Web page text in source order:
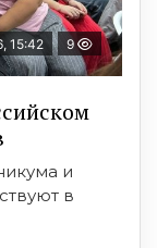
15:42 9
и
в